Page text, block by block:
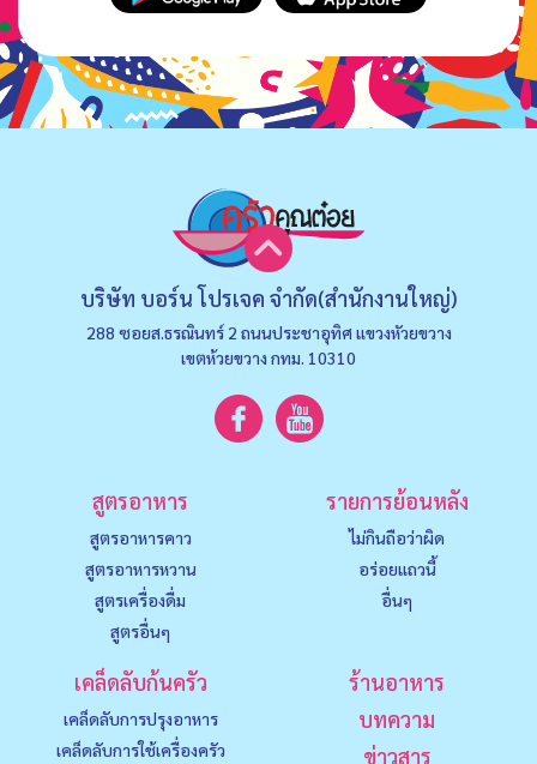
บริษัท บอร์น โปรเจค จำกัด(สำนักงานใหญ่)
288 ซอยส.ธรณินทร์ 2 ถนนประชาอุทิศ แขวงหัวยขวาง
เขตห้วยขวาง กทม. 10310
สูตรอาหาร
สูตรอาหารคาว
สูตรอาหารหวาน
สูตรเครื่องดื่ม
สูตรอื่นๆ
รายการย้อนหลัง
ไม่กินถือว่าผิด
อร่อยแถวนี้
อื่นๆ
เคล็ดลับก้นครัว
เคล็ดลับการปรุงอาหาร
เคล็ดลับการใช้เครื่องครัว
ร้านอาหาร
บทความ
ข่าวสาร